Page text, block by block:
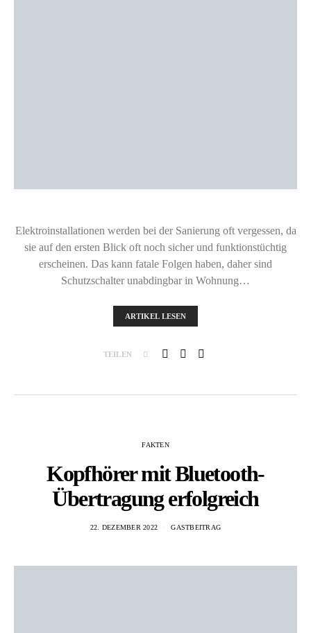
Elektroinstallationen werden bei der Sanierung oft vergessen, da
sie auf den ersten Blick oft noch sicher und funktionstüchtig
erscheinen. Das kann fatale Folgen haben, daher sind
Schutzschalter unabdingbar in Wohnung…
ARTIKEL LESEN
TEILEN
FAKTEN
Kopfhörer mit Bluetooth-
Übertragung erfolgreich
22. DEZEMBER 2022 GASTBEITRAG